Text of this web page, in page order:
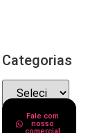
Categorias
Fale com
nosso